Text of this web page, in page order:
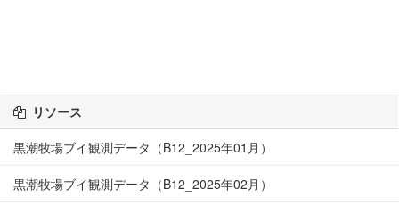
リソース
黒潮牧場ブイ観測データ（B12_2025年01月）
黒潮牧場ブイ観測データ（B12_2025年02月）